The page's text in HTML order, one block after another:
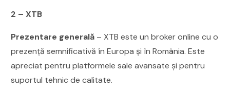
2 – XTB
Prezentare generală – XTB este un broker online cu o
prezență semnificativă în Europa și în România. Este
apreciat pentru platformele sale avansate și pentru
suportul tehnic de calitate.